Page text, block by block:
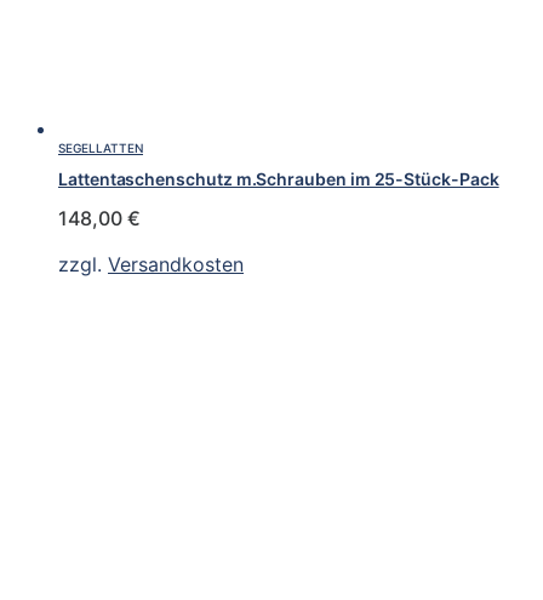
SEGELLATTEN
Lattentaschenschutz m.Schrauben im 25-Stück-Pack
148,00 €
zzgl. Versandkosten